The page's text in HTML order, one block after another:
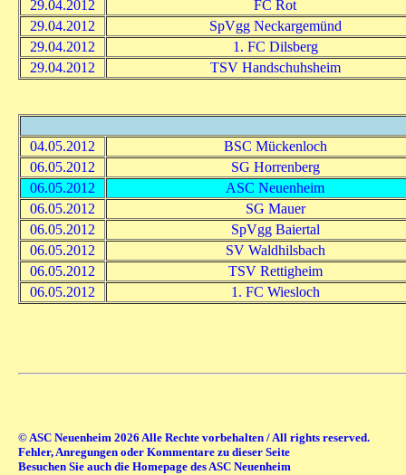
29.04.2012
FC Rot
29.04.2012
SpVgg Neckargemünd
29.04.2012
1. FC Dilsberg
29.04.2012
TSV Handschuhsheim
04.05.2012
BSC Mückenloch
06.05.2012
SG Horrenberg
06.05.2012
ASC Neuenheim
06.05.2012
SG Mauer
06.05.2012
SpVgg Baiertal
06.05.2012
SV Waldhilsbach
06.05.2012
TSV Rettigheim
06.05.2012
1. FC Wiesloch
© ASC Neuenheim 2026 Alle Rechte vorbehalten / All rights reserved.
Fehler, Anregungen oder Kommentare zu dieser Seite
Besuchen Sie auch die Homepage des ASC Neuenheim